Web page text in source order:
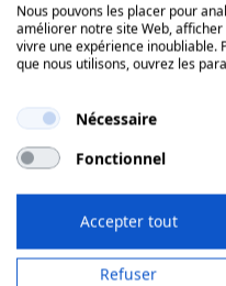
Nous pouvons les placer pour
améliorer notre site Web,
vivre une expérience inoubliable.
que nous utilisons, ouvrez les
Nécessaire
Fonctionnel
Accepter tout
Refuser